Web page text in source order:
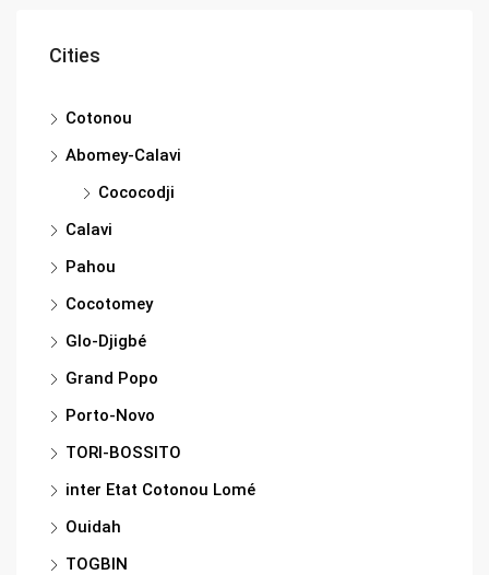
Cities
Cotonou
Abomey-Calavi
Cococodji
Calavi
Pahou
Cocotomey
Glo-Djigbé
Grand Popo
Porto-Novo
TORI-BOSSITO
inter Etat Cotonou Lomé
Ouidah
TOGBIN